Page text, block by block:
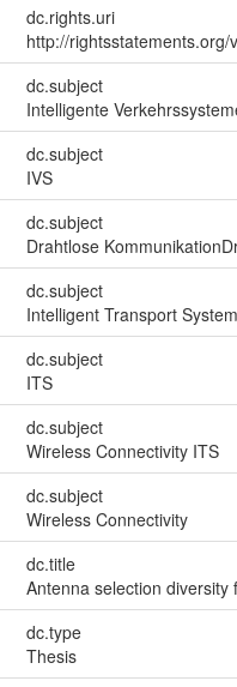
dc.rights.uri
http://rightsstatements.org/
dc.subject
Intelligente
dc.subject
IVS
dc.subject
Drahtlose
dc.subject
Intelligent Transport
dc.subject
ITS
dc.subject
Wireless Connectivity ITS
dc.subject
Wireless Connectivity
dc.title
Antenna selection diversity
dc.type
Thesis